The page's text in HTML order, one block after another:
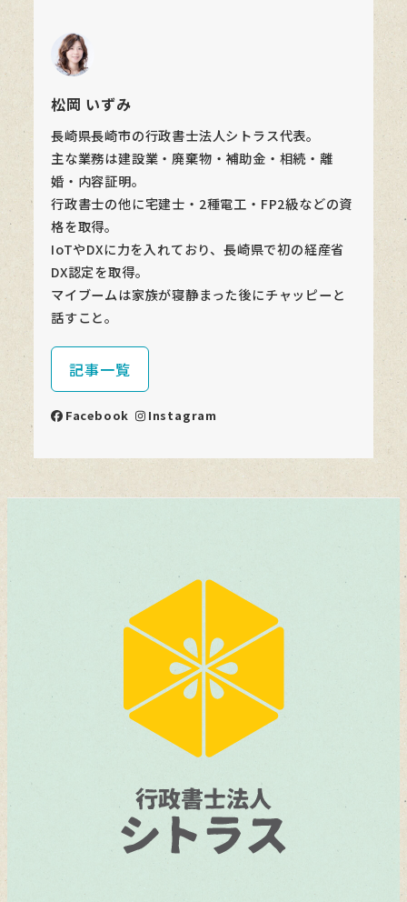
松岡 いずみ
長崎県長崎市の行政書士法人シトラス代表。
主な業務は建設業・廃棄物・補助金・相続・離
婚・内容証明。
行政書士の他に宅建士・2種電工・FP2級などの資
格を取得。
IoTやDXに力を入れており、長崎県で初の経産省
DX認定を取得。
マイブームは家族が寝静まった後にチャッピーと
話すこと。
記事一覧
Facebook Instagram